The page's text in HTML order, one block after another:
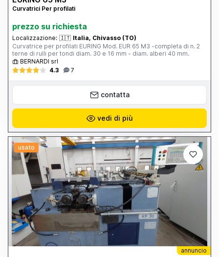
Curvatrici Per profilati
prezzo su richiesta
Localizzazione: 🇮🇹 Italia, Chivasso (TO)
Curvatrice per profilati EURING Mod. EUR 65 M3 -completa di n. 2
terne di rulli per tondi diam. 30 e 16 mm - diam. alberi 40 mm.
BERNARDI srl
4.3
7
contatta
vedi di più
usato
annuncio